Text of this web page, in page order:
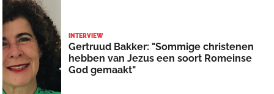
INTERVIEW
Gertruud Bakker: "Sommige christenen
hebben van Jezus een soort Romeinse
God gemaakt"